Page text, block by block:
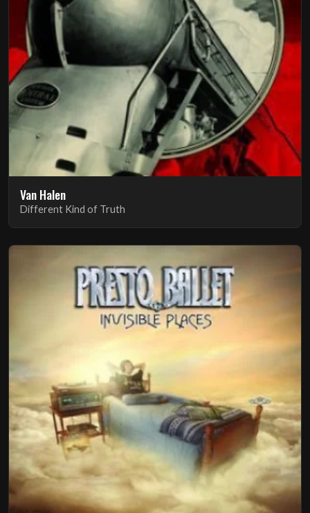
Van Halen
Different Kind of Truth